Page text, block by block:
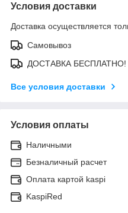
Условия доставки
Доставка осуществляется
Самовывоз
ДОСТАВКА БЕСПЛАТНО!
Все условия доставки
Условия оплаты
Наличными
Безналичный расчет
Оплата картой kaspi
KaspiRed